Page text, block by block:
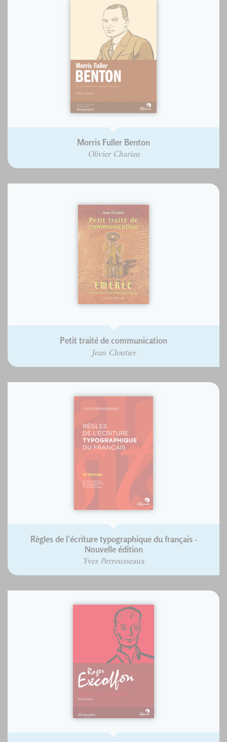
Morris Fuller Benton
Olivier Chariau
Petit traité de communication
Jean Cloutier
Règles de l'écriture typographique du français -
Nouvelle édition
Yves Perrousseaux